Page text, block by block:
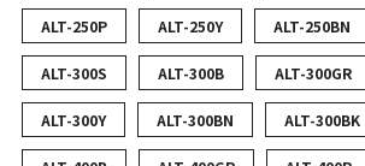
ALT-250P ALT-250Y ALT-250BN
ALT-300S ALT-300B ALT-300GR
ALT-300Y ALT-300BN ALT-300BK